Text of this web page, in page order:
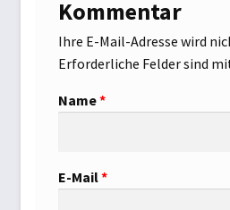
Schwimmbad
Schwimmbadabdeckung
Teichtechnik
Kommentar
Ihre E-Mail-Adresse wird
Erforderliche Felder sind
Name*
E-Mail*